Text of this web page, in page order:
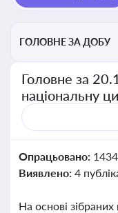
ГОЛОВНЕ ЗА ДОБУ
Головне за
національну
Опрацьовано:
Виявлено: 4
На основі